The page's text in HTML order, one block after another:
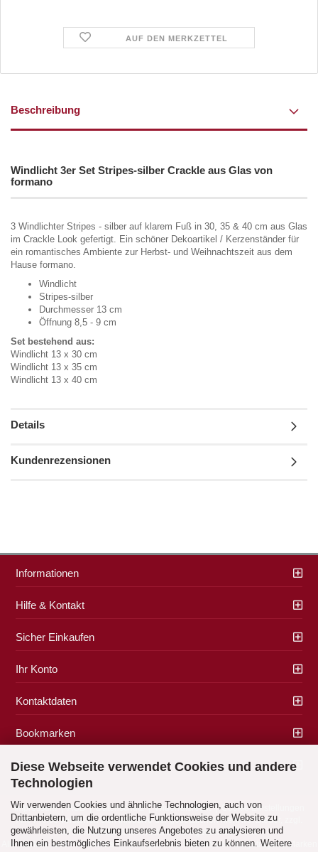
Diese Webseite verwendet Cookies und andere
Technologien
Wir verwenden Cookies und ähnliche Technologien, auch von
Drittanbietern, um die ordentliche Funktionsweise der Website zu
gewährleisten, die Nutzung unseres Angebotes zu analysieren und
Ihnen ein bestmögliches Einkaufserlebnis bieten zu können. Weitere
AUF DEN MERKZETTEL
Beschreibung
Windlicht 3er Set Stripes-silber Crackle aus Glas von
formano
3 Windlichter Stripes - silber auf klarem Fuß in 30, 35 & 40 cm aus Glas
im Crackle Look gefertigt. Ein schöner Dekoartikel / Kerzenständer für
ein romantisches Ambiente zur Herbst- und Weihnachtszeit aus dem
Hause formano.
Windlicht
Stripes-silber
Durchmesser 13 cm
Öffnung 8,5 - 9 cm
Set bestehend aus:
Windlicht 13 x 30 cm
Windlicht 13 x 35 cm
Windlicht 13 x 40 cm
Details
Kundenrezensionen
Informationen
Hilfe & Kontakt
Sicher Einkaufen
Ihr Konto
Kontaktdaten
Bookmarken
Zahlung & Versand
Impressum|AGB|Datenschutz|Widerrufsrecht| Cookie Einstellungen
Alle Preise verstehen sich inklusive der gesetzlichen Mehrwertsteuer, zzgl.
Versandkostensoweit nicht anders gekennzeichnet.
Alle Marken- und Produktbeschreibungen sind Marken oder eingetragene Marken